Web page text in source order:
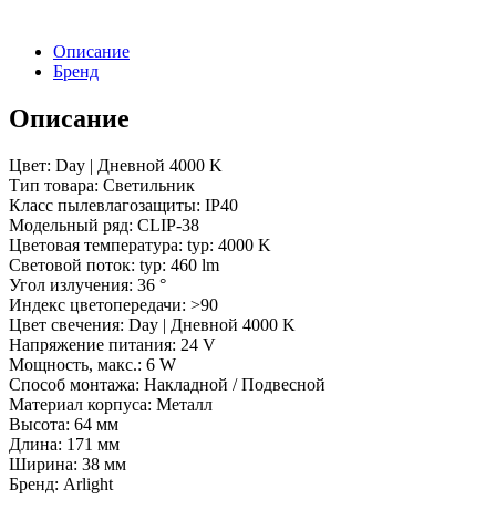
deg,
24V)
IP40
года)
Описание
Бренд
Описание
Цвет: Day | Дневной 4000 K
Тип товара: Светильник
Класс пылевлагозащиты: IP40
Модельный ряд: CLIP-38
Цветовая температура: typ: 4000 K
Световой поток: typ: 460 lm
Угол излучения: 36 °
Индекс цветопередачи: >90
Цвет свечения: Day | Дневной 4000 K
Напряжение питания: 24 V
Мощность, макс.: 6 W
Способ монтажа: Накладной / Подвесной
Материал корпуса: Металл
Высота: 64 мм
Длина: 171 мм
Ширина: 38 мм
Бренд: Arlight